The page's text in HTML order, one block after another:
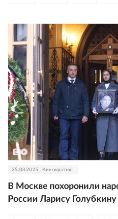
25.03.2025 Кинократия
В Москве похоронили
России Ларису Голубкину